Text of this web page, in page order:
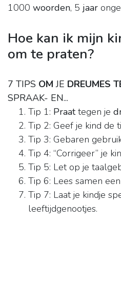
1000 woorden, 5 jaar
Hoe kan ik mijn
om te praten?
7 TIPS OM JE DREUMES
SPRAAK- EN...
Tip 1: Praattegen je
Tip 2: Geef je kind de
Tip 3: Gebaren
Tip 4: “Corrigeer” je
Tip 5: Let op je
Tip 6: Lees samen een
Tip 7: Laat je kindje
leeftijdgenootjes.